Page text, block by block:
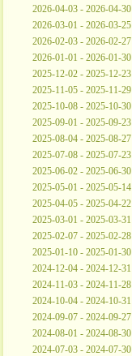
2026-04-03 - 2026-04-30
2026-03-01 - 2026-03-25
2026-02-03 - 2026-02-27
2026-01-01 - 2026-01-30
2025-12-02 - 2025-12-23
2025-11-05 - 2025-11-29
2025-10-08 - 2025-10-30
2025-09-01 - 2025-09-23
2025-08-04 - 2025-08-27
2025-07-08 - 2025-07-23
2025-06-02 - 2025-06-30
2025-05-01 - 2025-05-14
2025-04-05 - 2025-04-22
2025-03-01 - 2025-03-31
2025-02-07 - 2025-02-28
2025-01-10 - 2025-01-30
2024-12-04 - 2024-12-31
2024-11-03 - 2024-11-28
2024-10-04 - 2024-10-31
2024-09-07 - 2024-09-27
2024-08-01 - 2024-08-30
2024-07-03 - 2024-07-30